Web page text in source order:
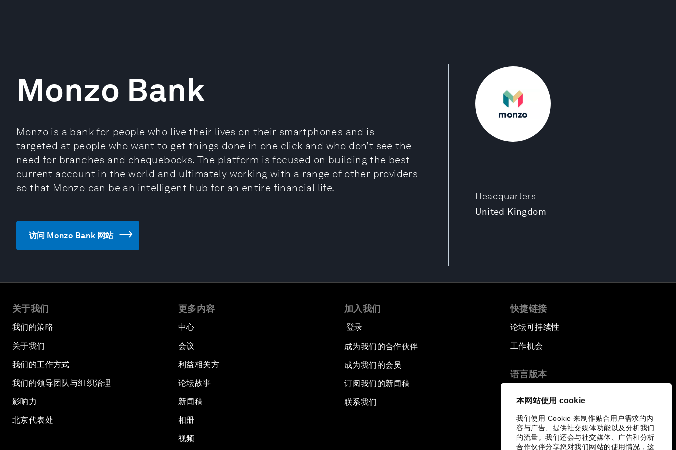
本网站使用 cookie
我们使用 Cookie 来制作贴合用户需求的内
容与广告、提供社交媒体功能以及分析我们
的流量。我们还会与社交媒体、广告和分析
合作伙伴分享您对我们网站的使用情况，这
Headquarters
United Kingdom
Monzo Bank
Monzo is a bank for people who live their lives on their smartphones and is
targeted at people who want to get things done in one click and who don’t see the
need for branches and chequebooks. The platform is focused on building the best
current account in the world and ultimately working with a range of other providers
so that Monzo can be an intelligent hub for an entire financial life.
访问 Monzo Bank 网站
关于我们
我们的策略
关于我们
我们的工作方式
我们的领导团队与组织治理
影响力
北京代表处
更多内容
中心
会议
利益相关方
论坛故事
新闻稿
相册
视频
加入我们
登录
成为我们的合作伙伴
成为我们的会员
订阅我们的新闻稿
联系我们
快捷链接
论坛可持续性
工作机会
语言版本